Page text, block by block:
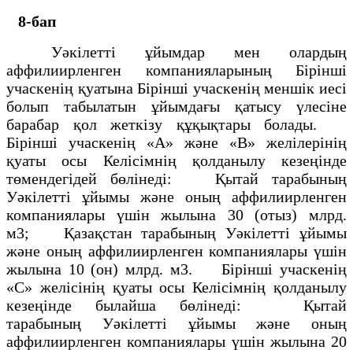
8-бап
Уәкілетті ұйымдар мен олардың
аффилиирленген компанияларының Бірінші
учаскенің қуатына Бірінші учаскенің меншік иесі
болып табылатын ұйымдағы қатысу үлесіне
барабар қол жеткізу құқықтары болады.
Бірінші учаскенің «А» және «В» желілерінің
қуаты осы Келісімнің қолданылу кезеңінде
төмендегідей бөлінеді: Қытай тарабының
Уәкілетті ұйымы және оның аффилиирленген
компаниялары үшін жылына 30 (отыз) млрд.
м3; Қазақстан тарабының Уәкілетті ұйымы
және оның аффилиирленген компаниялары үшін
жылына 10 (он) млрд. м3. Бірінші учаскенің
«С» желісінің қуаты осы Келісімнің қолданылу
кезеңінде былайша бөлінеді: Қытай
тарабының Уәкілетті ұйымы және оның
аффилиирленген компаниялары үшін жылына 20